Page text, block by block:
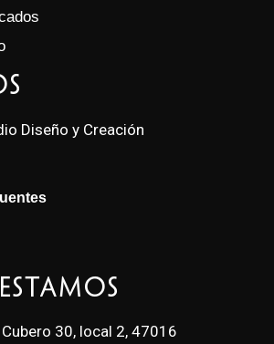
Diseño y Creación
30, local 2, 47016